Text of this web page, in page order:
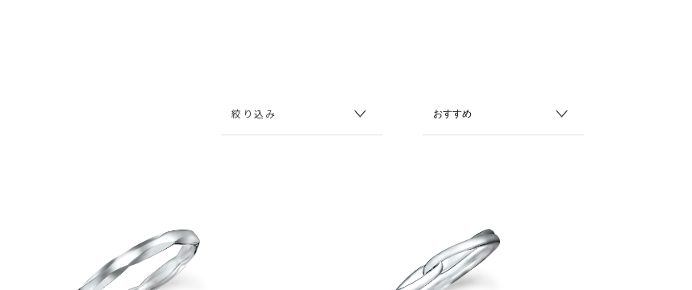
絞り込み